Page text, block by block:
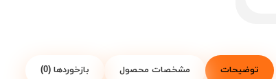
توضیحات مشخصات محصول بازخوردها (0)